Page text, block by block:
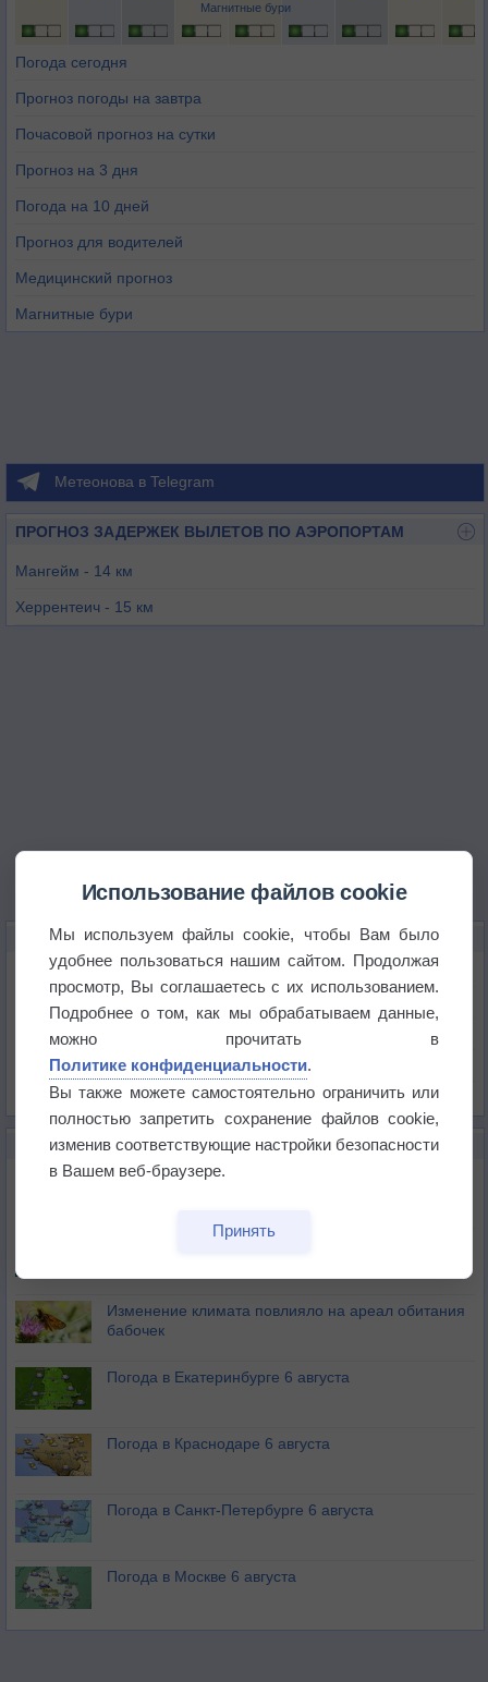
Магнитные бури
Погода сегодня
Прогноз погоды на завтра
Почасовой прогноз на сутки
Прогноз на 3 дня
Погода на 10 дней
Прогноз для водителей
Медицинский прогноз
Магнитные бури
Метеонова в Telegram
ПРОГНОЗ ЗАДЕРЖЕК ВЫЛЕТОВ ПО АЭРОПОРТАМ
Мангейм - 14 км
Херрентеич - 15 км
КАРТЫ ПОГОДЫ В ГЕЙДЕЛЬБЕРГЕ
Температура
Давление
Осадки
Облачность
Список всех карт
НОВОЕ О ПОГОДЕ
Атмосфера начала замерзать
В Приморье обнаружены морские волны тепла
Изменение климата повлияло на ареал обитания
бабочек
Погода в Екатеринбурге 6 августа
Погода в Краснодаре 6 августа
Погода в Санкт-Петербурге 6 августа
Погода в Москве 6 августа
Использование файлов cookie
Мы используем файлы cookie, чтобы Вам было
удобнее пользоваться нашим сайтом. Продолжая
просмотр, Вы соглашаетесь с их использованием.
Подробнее о том, как мы обрабатываем данные,
можно прочитать в
Политике конфиденциальности.
Вы также можете самостоятельно ограничить или
полностью запретить сохранение файлов cookie,
изменив соответствующие настройки безопасности
в Вашем веб-браузере.
Принять